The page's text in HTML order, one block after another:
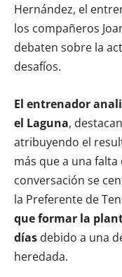
Hernández, el
los compañeros
debaten sobre la
desafíos.
El entrenador
el Laguna,
atribuyendo el
más que a una
conversación se
la Preferente de
que formar la
días debido a una
heredada.